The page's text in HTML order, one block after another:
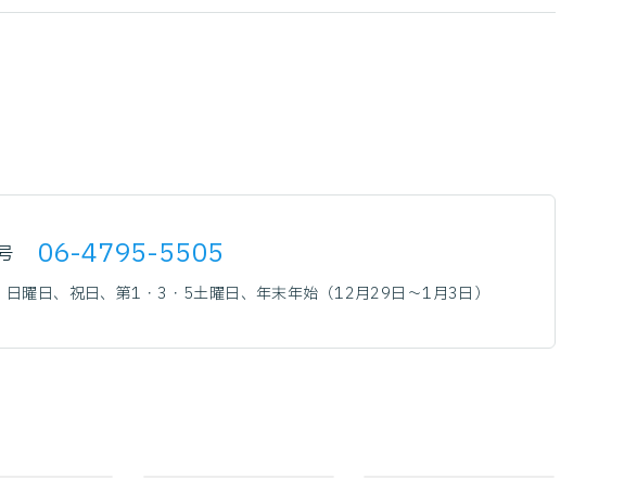
06-4795-5505
日曜日、祝日、第1・3・5土曜日、年末年始（12月29日～1月3日）